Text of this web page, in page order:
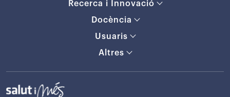
Recerca i Innovació
Docència
Usuaris
Altres